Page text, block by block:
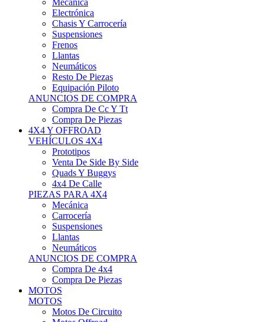
Mecanica
Electrónica
Chasis Y Carrocería
Suspensiones
Frenos
Llantas
Neumáticos
Resto De Piezas
Equipación Piloto
ANUNCIOS DE COMPRA
Compra De Cc Y Tt
Compra De Piezas
4X4 Y OFFROAD
VEHÍCULOS 4X4
Prototipos
Venta De Side By Side
Quads Y Buggys
4x4 De Calle
PIEZAS PARA 4X4
Mecánica
Carrocería
Suspensiones
Llantas
Neumáticos
ANUNCIOS DE COMPRA
Compra De 4x4
Compra De Piezas
MOTOS
MOTOS
Motos De Circuito